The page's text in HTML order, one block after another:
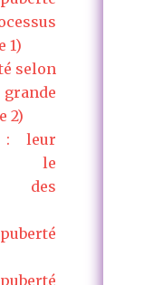
1)
selon
2)
: leur
le
des